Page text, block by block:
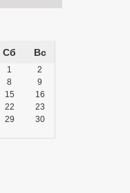
Сб Вс
1
2
8
9
15
16
22
23
29
30